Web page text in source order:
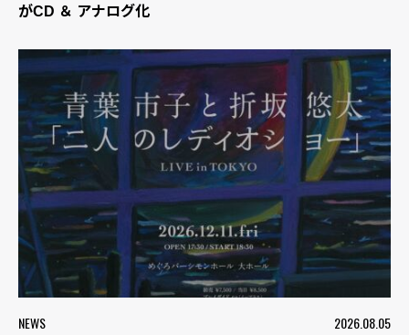
がCD ＆ アナログ化
NEWS 2026.08.05